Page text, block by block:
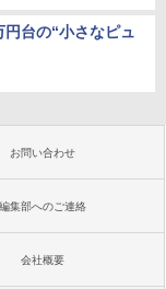
台の“小さなピュ
お問い合わせ
編集部へのご連絡
会社概要